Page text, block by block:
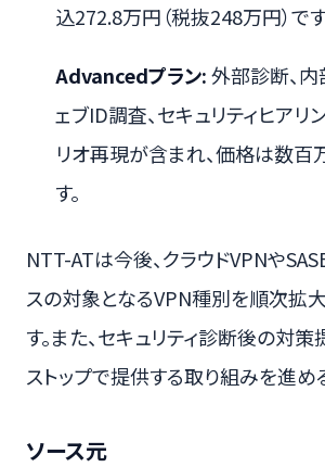
込272.8万円（税抜248万円）です
Advancedプラン:外部診断、内
ェブID調査、セキュリティヒアリ
リオ再現が含まれ、価格は数百
す。
NTT-ATは今後、クラウドVPNや
スの対象となるVPN種別を順次拡
す。また、セキュリティ診断後の対
ストップで提供する取り組みを進め
ソース元